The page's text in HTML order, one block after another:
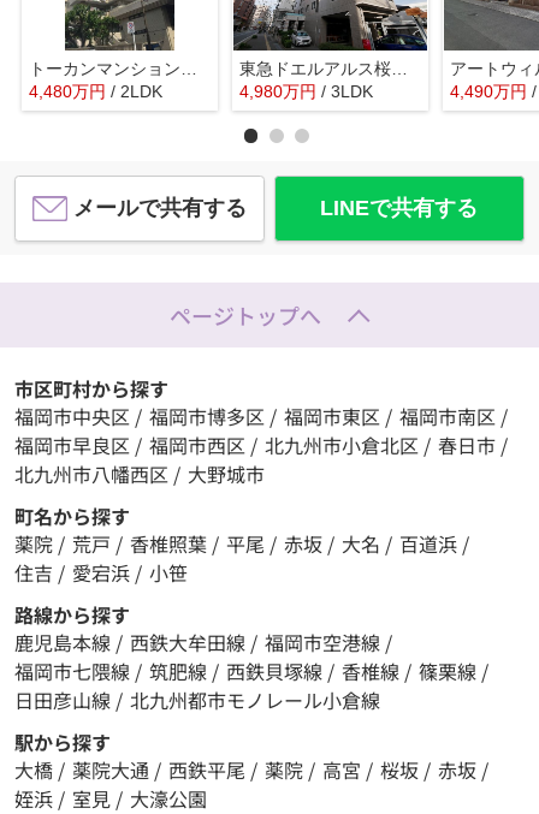
4,480万円 / 2LDK
東急ドエルアルス桜坂☆仲介手数料無料☆
4,980万円 / 3LDK 4,490万円
メールで共有する LINEで共有する
ページトップへ
市区町村から探す
福岡市中央区 / 福岡市博多区 / 福岡市東区 / 福岡市南区 /
福岡市早良区 / 福岡市西区 / 北九州市小倉北区 / 春日市 /
北九州市八幡西区 / 大野城市
町名から探す
薬院 / 荒戸 / 香椎照葉 / 平尾 / 赤坂 / 大名 / 百道浜 /
住吉 / 愛宕浜 / 小笹
路線から探す
鹿児島本線 / 西鉄大牟田線 / 福岡市空港線 /
福岡市七隈線 / 筑肥線 / 西鉄貝塚線 / 香椎線 / 篠栗線 /
日田彦山線 / 北九州都市モノレール小倉線
駅から探す
大橋 / 薬院大通 / 西鉄平尾 / 薬院 / 高宮 / 桜坂 / 赤坂 /
姪浜 / 室見 / 大濠公園